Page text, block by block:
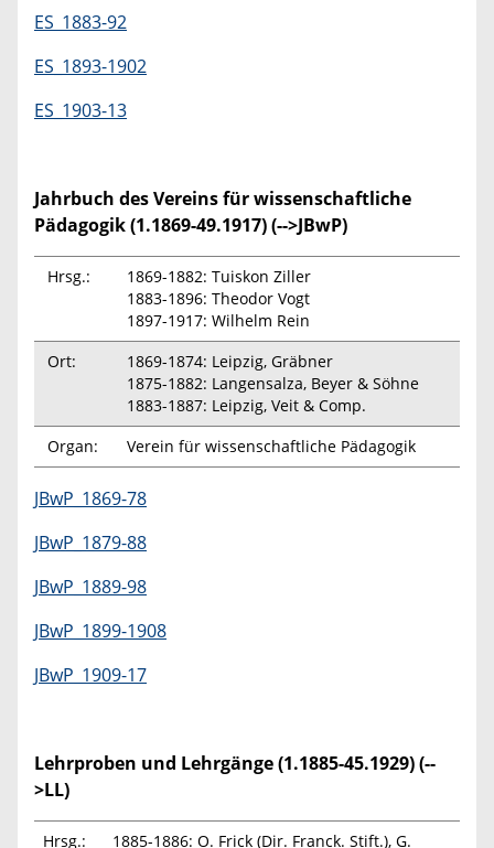
ES_1883-92
ES_1893-1902
ES_1903-13
Jahrbuch des Vereins für wissenschaftliche
Pädagogik (1.1869-49.1917) (-->JBwP)
Hrsg.:
1869-1882: Tuiskon Ziller
1883-1896: Theodor Vogt
1897-1917: Wilhelm Rein
Ort:
1869-1874: Leipzig, Gräbner
1875-1882: Langensalza, Beyer & Söhne
1883-1887: Leipzig, Veit & Comp.
Organ:
Verein für wissenschaftliche Pädagogik
JBwP_1869-78
JBwP_1879-88
JBwP_1889-98
JBwP_1899-1908
JBwP_1909-17
Lehrproben und Lehrgänge (1.1885-45.1929) (--
>LL)
Hrsg.:
1885-1886: O. Frick (Dir. Franck. Stift.), G.